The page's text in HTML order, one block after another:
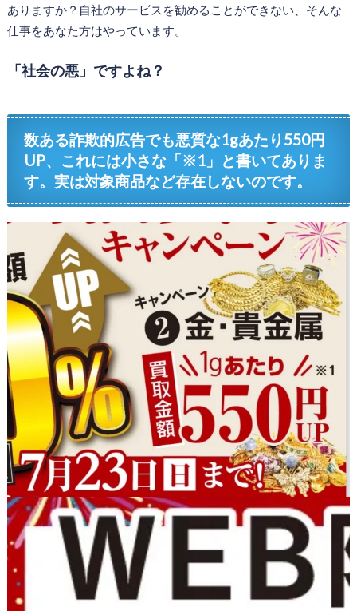
ありますか？自社のサービスを勧めることができない、そんな
仕事をあなた方はやっています。
「社会の悪」ですよね？
数ある詐欺的広告でも悪質な1gあたり550円
UP、これには小さな「※1」と書いてありま
す。実は対象商品など存在しないのです。